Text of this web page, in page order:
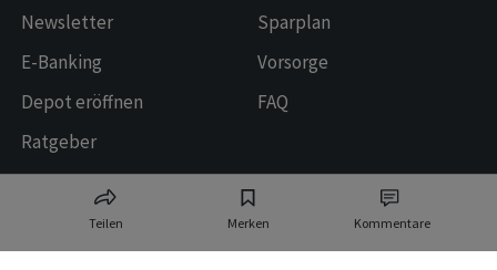
Teilen Merken Kommentare
Newsletter
E-Banking
Depot eröffnen
Ratgeber
Sparplan
Vorsorge
FAQ
Datenquellen und Technologiepartner
Allfunds Tech Solutions
Logos provided by